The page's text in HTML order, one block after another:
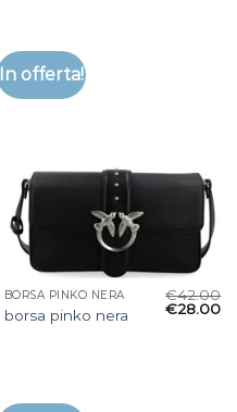
In offerta!
BORSA PINKO NERA
borsa pinko nera
€42.00
€28.00